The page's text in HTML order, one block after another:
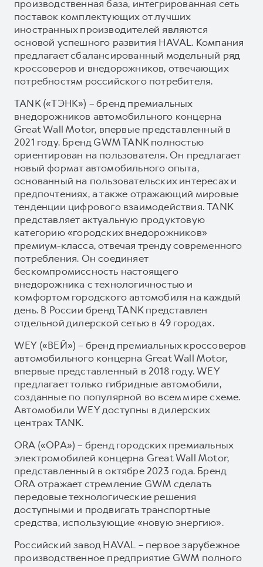
производственная база, интегрированная сеть
поставок комплектующих от лучших
иностранных производителей являются
основой успешного развития HAVAL. Компания
предлагает сбалансированный модельный ряд
кроссоверов и внедорожников, отвечающих
потребностям российского потребителя.
TANK («ТЭНК») – бренд премиальных
внедорожников автомобильного концерна
Great Wall Motor, впервые представленный в
2021 году. Бренд GWM TANK полностью
ориентирован на пользователя. Он предлагает
новый формат автомобильного опыта,
основанный на пользовательских интересах и
предпочтениях, а также отражающий мировые
тенденции цифрового взаимодействия. TANK
представляет актуальную продуктовую
категорию «городских внедорожников»
премиум-класса, отвечая тренду современного
потребления. Он соединяет
бескомпромиссность настоящего
внедорожника с технологичностью и
комфортом городского автомобиля на каждый
день. В России бренд TANK представлен
отдельной дилерской сетью в 49 городах.
WEY («ВЕЙ») – бренд премиальных кроссоверов
автомобильного концерна Great Wall Motor,
впервые представленный в 2018 году. WEY
предлагает только гибридные автомобили,
созданные по популярной во всем мире схеме.
Автомобили WEY доступны в дилерских
центрах TANK.
ORA («ОРА») – бренд городских премиальных
электромобилей концерна Great Wall Motor,
представленный в октябре 2023 года. Бренд
ORA отражает стремление GWM сделать
передовые технологические решения
доступными и продвигать транспортные
средства, использующие «новую энергию».
Российский завод HAVAL – первое зарубежное
производственное предприятие GWM полного